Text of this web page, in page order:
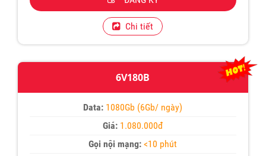
Chi tiết
6V180B
Data: 1080Gb (6Gb/ ngày)
Giá: 1.080.000đ
Gọi nội mạng:<10 phút